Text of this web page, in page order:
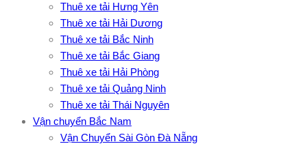
Thuê xe tải Hưng Yên
Thuê xe tải Hải Dương
Thuê xe tải Bắc Ninh
Thuê xe tải Bắc Giang
Thuê xe tải Hải Phòng
Thuê xe tải Quảng Ninh
Thuê xe tải Thái Nguyên
Vận chuyển Bắc Nam
Vận Chuyển Sài Gòn Đà Nẵng